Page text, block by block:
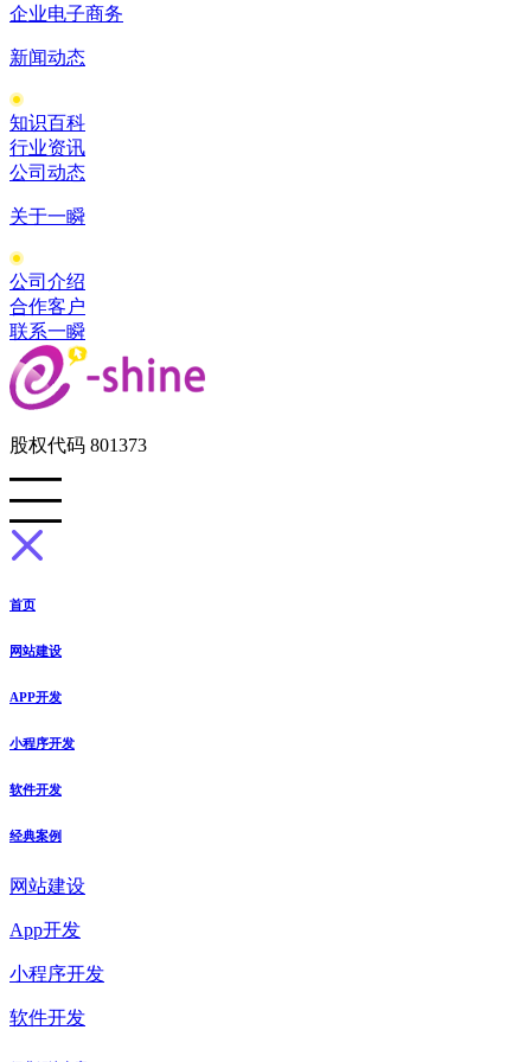
企业电子商务
新闻动态
知识百科
行业资讯
公司动态
关于一瞬
公司介绍
合作客户
联系一瞬
股权代码 801373
首页
网站建设
APP开发
小程序开发
软件开发
经典案例
网站建设
App开发
小程序开发
软件开发